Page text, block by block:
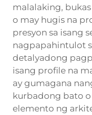
malalaking,
o may hugis na
presyon sa isang
nagpapahintulot
detalyadong
isang profile na
ay gumagana
kurbadong bato o
elemento ng